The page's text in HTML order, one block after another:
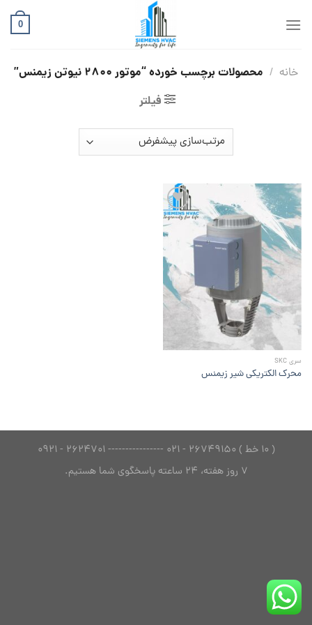
0
خانه / محصولات برچسب خورده “موتور 2800 نیوتن زیمنس”
فیلتر
افزودن
علاقه
مندی
سری SKC
محرک الکتریکی شیر زیمنس
( 10 خط ) 26749150 - 021 ---------------- 2624701 - 0921
7 روز هفته، 24 ساعته پاسخگوی شما هستیم.